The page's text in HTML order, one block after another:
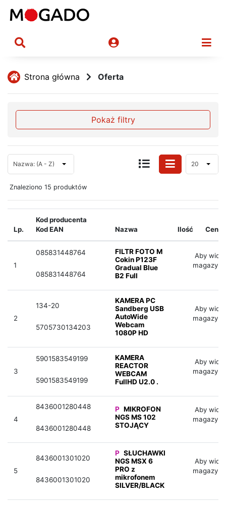
Strona główna Oferta
Pokaż filtry
Nazwa: (A - Z) 20
Znaleziono 15 produktów
Lp.
Kod producenta
Kod EAN
Nazwa Ilość Cena
1
085831448764
085831448764
FILTR FOTO M
Cokin P123F
Gradual Blue
B2 Full
Aby
2
134-20
5705730134203
KAMERA PC
Sandberg USB
AutoWide
Webcam
1080P HD
Aby
3
5901583549199
5901583549199
KAMERA
REACTOR
WEBCAM
FullHD U2.0 .
Aby
4
8436001280448
8436001280448
P MIKROFON
NGS MS 102
STOJĄCY
Aby
5
8436001301020
8436001301020
P SŁUCHAWKI
NGS MSX 6
PRO z
mikrofonem
SILVER/BLACK
Aby